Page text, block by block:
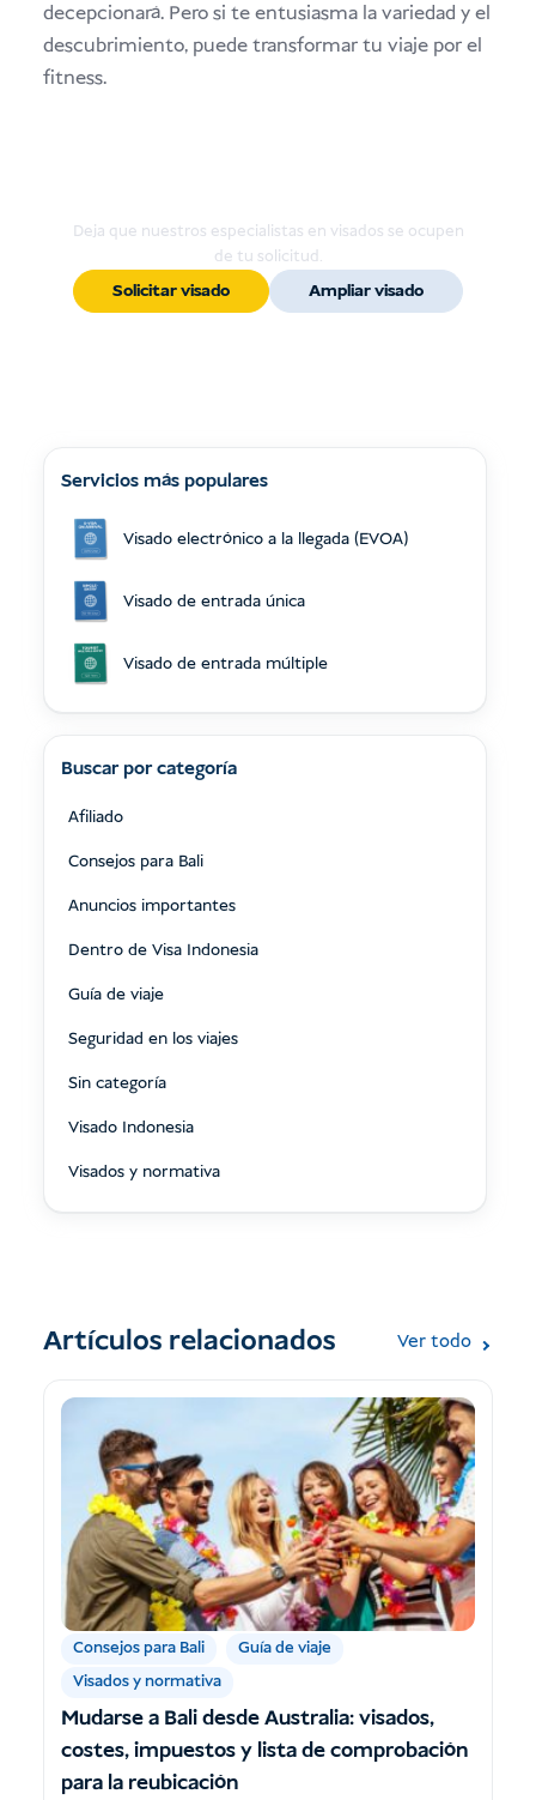
decepcionará. Pero si te entusiasma la variedad y el
descubrimiento, puede transformar tu viaje por el
fitness.
Deja que nuestros especialistas en visados se ocupen
de tu solicitud.
Solicitar visado Ampliar visado
Servicios más populares
Visado electrónico a la llegada (EVOA)
Visado de entrada única
Visado de entrada múltiple
Buscar por categoría
Afiliado
Consejos para Bali
Anuncios importantes
Dentro de Visa Indonesia
Guía de viaje
Seguridad en los viajes
Sin categoría
Visado Indonesia
Visados y normativa
Artículos relacionados Ver todo
Consejos para Bali
Guía de viaje
Visados y normativa
Mudarse a Bali desde Australia: visados,
costes, impuestos y lista de comprobación
para la reubicación